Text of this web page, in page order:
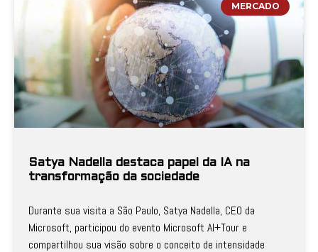
MERCADO
Satya Nadella destaca papel da IA na
transformação da sociedade
Durante sua visita a São Paulo, Satya Nadella, CEO da
Microsoft, participou do evento Microsoft AI+Tour e
compartilhou sua visão sobre o conceito de intensidade